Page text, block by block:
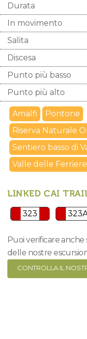
Durata
In movimento
Salita
Discesa
Punto più basso
Punto più alto
Amalfi
Pontone
Riserva Naturale
Sentiero basso di
Valle delle Ferriere
LINKED CAI
323
Puoi verificare
delle nostre
CONTROLLA IL